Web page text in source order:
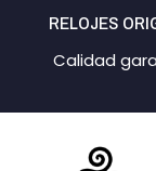
contenido
RELOJES
Calidad